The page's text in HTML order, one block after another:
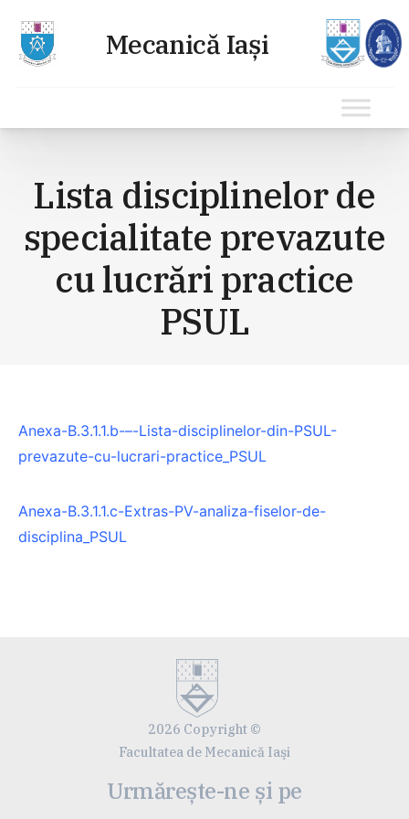
conținutLista disciplinelor de
specialitate prevazute
cu lucrări practice
PSUL
Anexa-B.3.1.1.b-–-Lista-disciplinelor-din-PSUL-
prevazute-cu-lucrari-practice_PSUL
Anexa-B.3.1.1.c-Extras-PV-analiza-fiselor-de-
disciplina_PSUL
2026 Copyright ©
Facultatea de Mecanică Iaşi
Urmărește-ne și pe